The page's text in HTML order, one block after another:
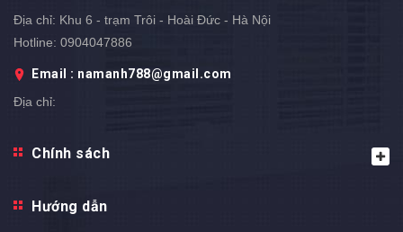
Địa chỉ: Khu 6 - trạm Trôi - Hoài Đức - Hà Nội
Hotline: 0904047886
Email : namanh788@gmail.com
Địa chỉ:
Chính sách
Hướng dẫn